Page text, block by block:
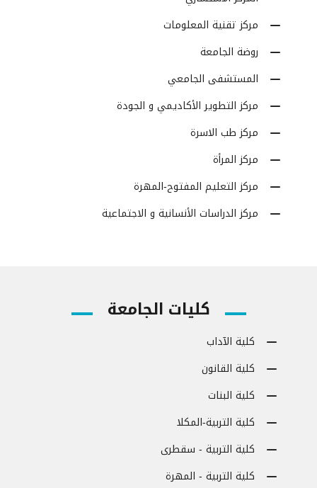
مركز تقنية المعلومات
روضة الجامعة
المستشفى الجامعي
مركز التطوير الأكاديمي و الجودة
مركز طب الاسرة
مركز المرأة
مركز التعليم المفتوح-المهرة
مركز الدراسات الأنسانية و الاجتماعية
كليات الجامعة
كلية الآداب
كلية القانون
كلية البنات
كلية التربية-المكلا
كلية التربية - سقطرى
كلية التربية - المهرة